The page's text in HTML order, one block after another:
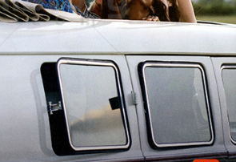
VERSICHERUNG AG Vienna Insurance
Group